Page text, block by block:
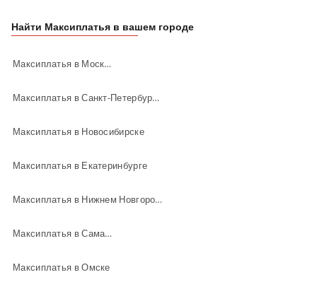
Найти Максиплатья в вашем городе
Максиплатья в Москве
Максиплатья в Санкт-Петербурге
Максиплатья в Новосибирске
Максиплатья в Екатеринбурге
Максиплатья в Нижнем Новгороде
Максиплатья в Самаре
Максиплатья в Омске